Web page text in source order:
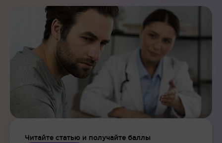
Читайте статью и получайте баллы